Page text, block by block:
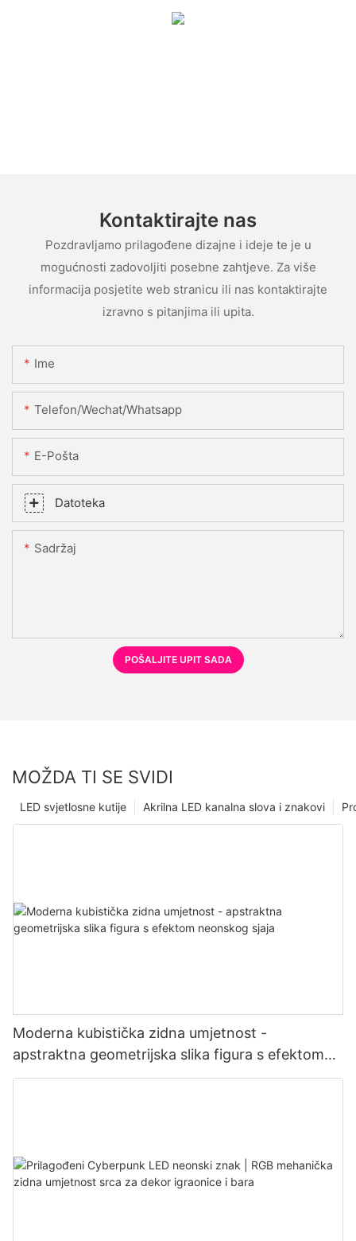
Kontaktirajte nas
Pozdravljamo prilagođene dizajne i ideje te je u
mogućnosti zadovoljiti posebne zahtjeve. Za više
informacija posjetite web stranicu ili nas kontaktirajte
izravno s pitanjima ili upita.
Ime
Telefon/Wechat/Whatsapp
E-Pošta
Datoteka
Sadržaj
POŠALJITE UPIT SADA
MOŽDA TI SE SVIDI
Akrilna LED kanalna slova i znakovi
LED svjetlosne kutije
Moderna kubistička zidna umjetnost -
apstraktna geometrijska slika figura s efektom
neonskog sjaja